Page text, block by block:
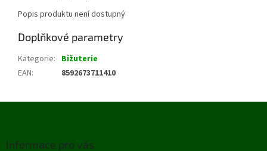
Popis produktu není dostupný
Doplňkové parametry
Kategorie: Bižuterie
EAN: 8592673711410
Informace pro vás